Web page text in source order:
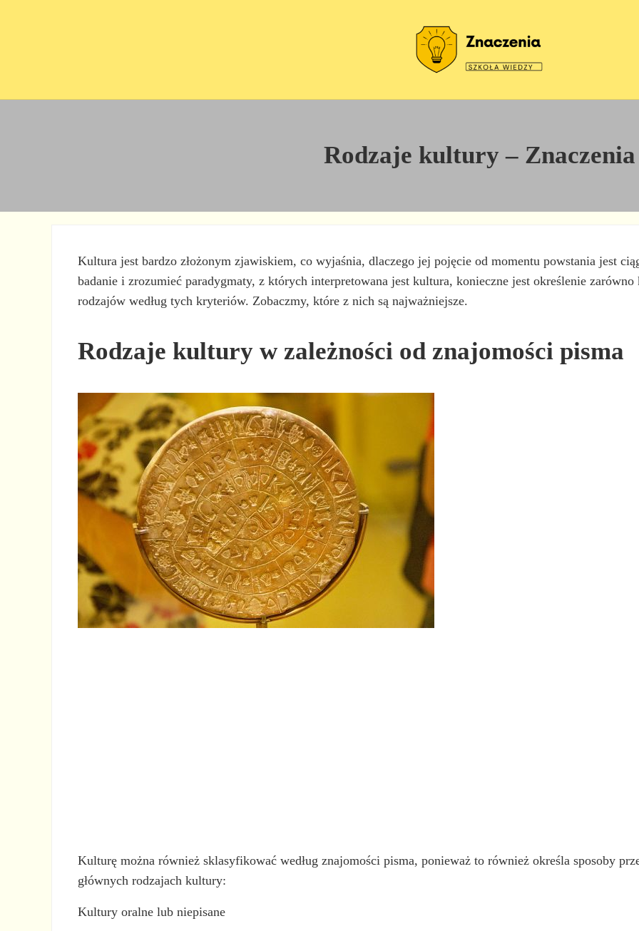
Rodzaje kultury – Znaczenia
Kultura jest bardzo złożonym zjawiskiem, co wyjaśnia, dlaczego jej pojęcie od momentu powstania jest
badanie i zrozumieć paradygmaty, z których interpretowana jest kultura, konieczne jest określenie
rodzajów według tych kryteriów. Zobaczmy, które z nich są najważniejsze.
Rodzaje kultury w zależności od znajomości pisma
Kulturę można również sklasyfikować według znajomości pisma, ponieważ to również określa sposoby
głównych rodzajach kultury:
Kultury oralne lub niepisane